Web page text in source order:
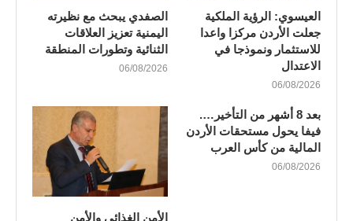
العيسوي: الرؤية الملكية
جعلت الأردن مركزا واعدا
للاستثمار ونموذجا في
الاعتدال
06/08/2026
الصفدي يبحث مع نظيرته
اليمنية تعزيز العلاقات
الثنائية وتطورات المنطقة
06/08/2026
بعد 8 أشهر من التأخير….
فيفا يحول مستحقات الأردن
المالية من كأس العرب
06/08/2026
الأمن الغذائي والأمن